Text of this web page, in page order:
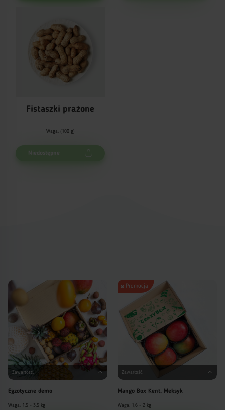
Fistaszki prażone
Waga: (100 g)
Niedostępne
Zawartość:
Egzotyczne demo
Waga: 1,5 - 3,5 kg
Promocja
Zawartość:
Mango Box Kent, Meksyk
Waga: 1,6 - 2 kg